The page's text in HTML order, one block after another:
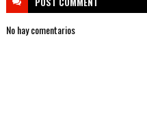
No hay comentarios